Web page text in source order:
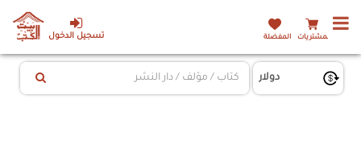
تسجيل الدخول المشتريات المفضلة